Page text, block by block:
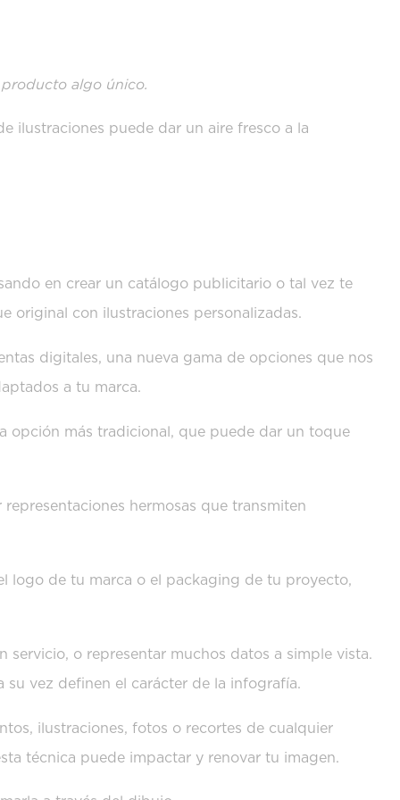
algo único.
ilustraciones puede dar un aire fresco a la
en crear un catálogo publicitario o tal vez te
original con ilustraciones personalizadas.
digitales, una nueva gama de opciones que nos
a tu marca.
opción más tradicional, que puede dar un toque
hermosas que transmiten
logo de tu marca o el packaging de tu proyecto,
servicio, o representar muchos datos a simple vista.
su vez definen el carácter de la infografía.
ilustraciones, fotos o recortes de cualquier
técnica puede impactar y renovar tu imagen.